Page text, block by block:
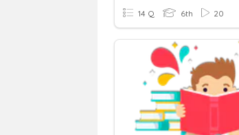
14 Q 6th 20